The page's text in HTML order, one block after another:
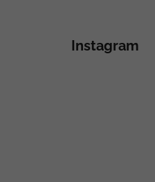
Instagram